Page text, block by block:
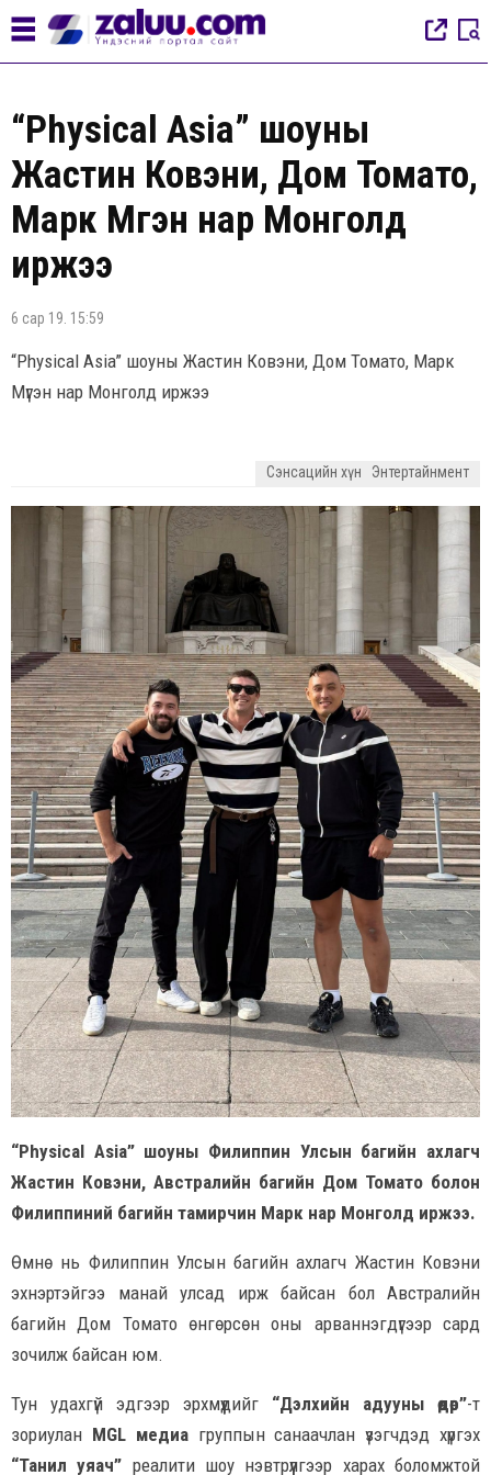
“Physical Asia” шоуны
Жастин Ковэни, Дом Томато,
Марк Мүгэн нар Монголд
иржээ
6 сар 19. 15:59
“Physical Asia” шоуны Жастин Ковэни, Дом Томато, Марк
Мүгэн нар Монголд иржээ
Сэнсацийн хүн Энтертайнмент
“Physical Asia” шоуны Филиппин Улсын багийн ахлагч
Жастин Ковэни, Австралийн багийн Дом Томато болон
Филиппиний багийн тамирчин Марк нар Монголд иржээ.
Өмнө нь Филиппин Улсын багийн ахлагч Жастин Ковэни
эхнэртэйгээ манай улсад ирж байсан бол Австралийн
багийн Дом Томато өнгөрсөн оны арваннэгдүгээр сард
зочилж байсан юм.
Тун удахгүй эдгээр эрхмүүдийг “Дэлхийн адууны өдөр”-т
зориулан MGL медиагруппын санаачлан үзэгчдэд хүргэх
“Танил уяач” реалити шоу нэвтрүүлгээр харах боломжтой